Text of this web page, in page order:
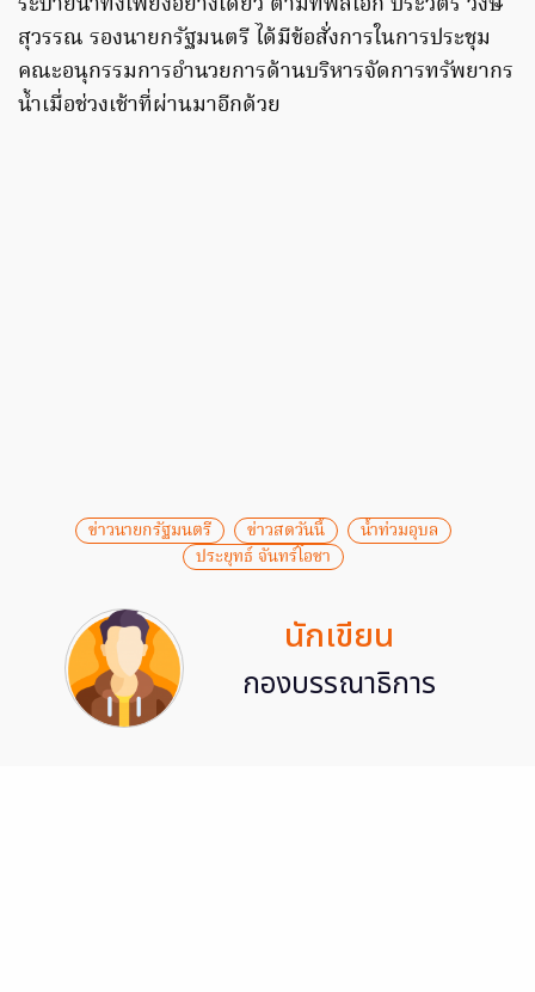
สุวรรณ รองนายกรัฐมนตรี ได้มีข้อสั่งการในการประชุม
คณะอนุกรรมการอำนวยการด้านบริหารจัดการทรัพยากร
น้ำเมื่อช่วงเช้าที่ผ่านมาอีกด้วย
ข่าวนายกรัฐมนตรี ข่าวสดวันนี้
น้ำท่วมอุบล
ประยุทธ์ จันทร์โอชา
นักเขียน
กองบรรณาธิการ